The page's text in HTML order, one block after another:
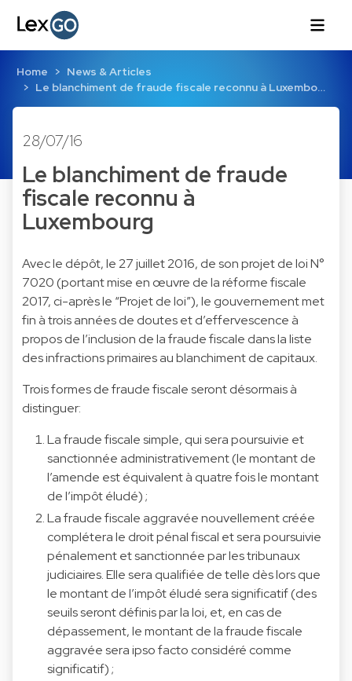
Home
News & Articles
Le blanchiment de fraude fiscale reconnu à Luxembo…
28/07/16
Le blanchiment de fraude
fiscale reconnu à
Luxembourg
Avec le dépôt, le 27 juillet 2016, de son projet de loi N°
7020 (portant mise en œuvre de la réforme fiscale
2017, ci-après le “Projet de loi”), le gouvernement met
fin à trois années de doutes et d’effervescence à
propos de l’inclusion de la fraude fiscale dans la liste
des infractions primaires au blanchiment de capitaux.
Trois formes de fraude fiscale seront désormais à
distinguer:
La fraude fiscale simple, qui sera poursuivie et
sanctionnée administrativement (le montant de
l’amende est équivalent à quatre fois le montant
de l’impôt éludé) ;
La fraude fiscale aggravée nouvellement créée
complétera le droit pénal fiscal et sera poursuivie
pénalement et sanctionnée par les tribunaux
judiciaires. Elle sera qualifiée de telle dès lors que
le montant de l’impôt éludé sera significatif (des
seuils seront définis par la loi, et, en cas de
dépassement, le montant de la fraude fiscale
aggravée sera ipso facto considéré comme
significatif) ;